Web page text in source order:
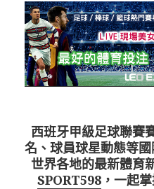
西班牙甲級足球聯賽
名、球員球星動態等
世界各地的最新體育
SPORT598，一起